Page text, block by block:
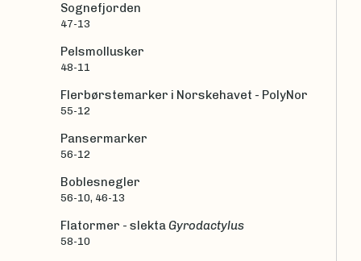
Sognefjorden
47-13
Pelsmollusker
48-11
Flerbørstemarker i Norskehavet - PolyNor
55-12
Pansermarker
56-12
Boblesnegler
56-10, 46-13
Flatormer - slektaGyrodactylus
58-10